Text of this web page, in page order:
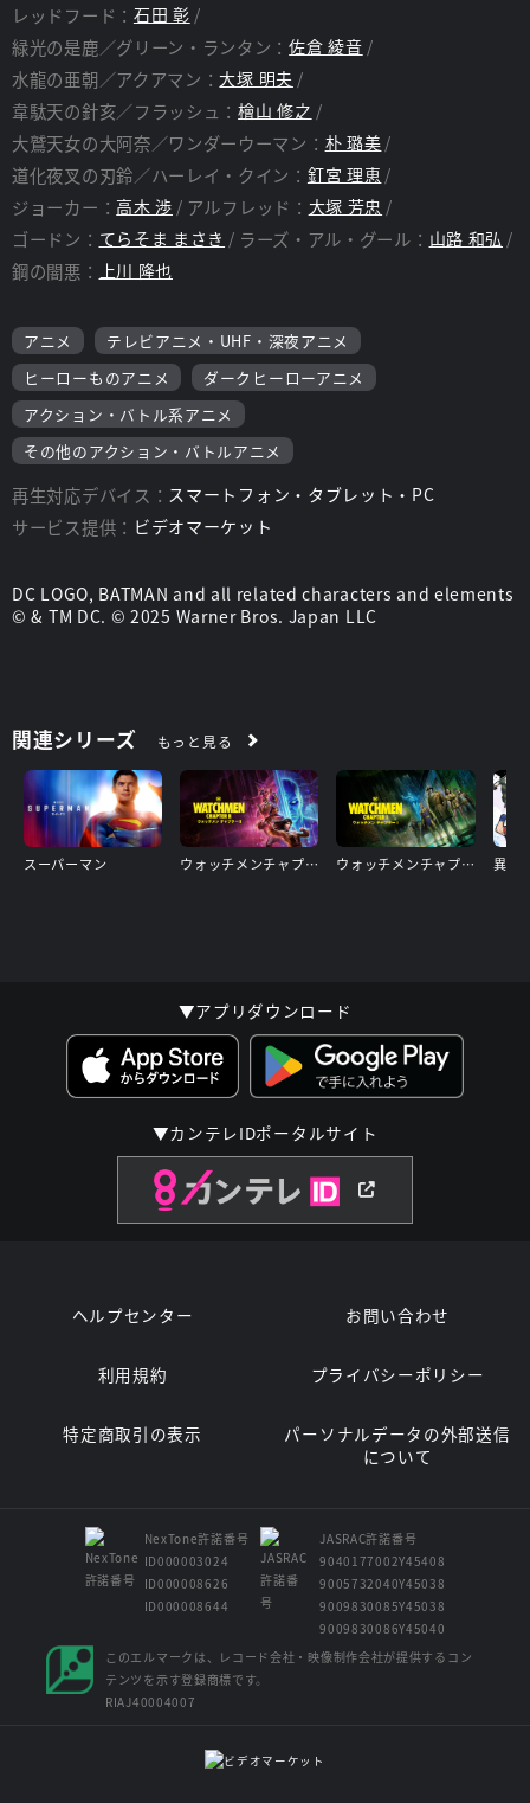
○ジャスティスリーグが極道に！？ 衝撃の“ヤクザ”リーグ！
バットマンファミリーの前に立ち塞がる恐るべき敵は、なんと
「もうひとつのジャスティス・リーグ」とも言える「ヤクザリー
グ」の超人たち。
鷲の刺青に日本刀を手にしたワンダーウーマン、三度笠を被っ
た飛脚風フラッシュ、ねじり鉢巻に三又槍の漁師風アクアマン、
緑の提灯を持った花魁風グリーン・ランタン、そして全身刺青に
サングラスと着流し姿のあの男が・・・。
彼らは、ジャスティス・リーグの超人たちとまったく同じ能力
を持ちつつも、その中身はごりごりの「日本のヤクザ」。互いの
縄張りをうかがい合い、暴力によって争う凶悪な連中だ。
そんなヤクザリーグの面々に対し、バットマンは本来あるべき
ロー観である「仁侠道」を、アメリカの典型的なビジランテ型ヒ
ーロー、バットマンに体現させる。それが今回のストーリーの大
きな特徴であり、おもしろさだ。
○妥協は死！ 全編ハイテンションかつゴージャスな映像世界！
この奇想天外なストーリーを超ハイ・クオリティの作画と演出
リティな映像作品を作り続けているアニメーションスタジオ・神
風動画だ。それこそまったく妥協することなく、息もつかせぬ勢
いで冒頭から結末まで全編高密度の超絶アクションを展開してみ
力なき正義は正義なき力には勝てない。一騎当千、それぞれに
強力な超能力を持つヤクザリーグの超人たちを相手に、何の超能
力も持たないクライムファイターであるバットマンたちが知恵と
この凄まじい90分間の全力疾走を見逃すな！
スタッフ
監督：水﨑 淳平、高木 真司
レッドフード： 石田 彰
緑光の是鹿／グリーン・ランタン：佐倉 綾音
水龍の亜朝／アクアマン：大塚 明夫
韋駄天の針亥／フラッシュ：檜山 修之
大鷲天女の大阿奈／ワンダーウーマン： 朴 璐美
道化夜叉の刃鈴／ハーレイ・クイン： 釘宮 理恵
ジョーカー： 高木 渉 アルフレッド： 大塚 芳忠
ゴードン： てらそま まさき ラーズ・アル・グール： 山路 和弘
鋼の闇悪： 上川 隆也
アニメ
テレビアニメ・UHF・深夜アニメ
ヒーローものアニメ
ダークヒーローアニメ
アクション・バトル系アニメ
その他のアクション・バトルアニメ
再生対応デバイス： スマートフォン・タブレット・PC
サービス提供： ビデオマーケット
DC LOGO, BATMAN and all related characters and elements
© & TM DC. © 2025 Warner Bros. Japan LLC
関連シリーズ もっと見る
スーパーマン ウォッチメンチャプターII ウォッチメンチャプターI
▼アプリダウンロード
▼カンテレIDポータルサイト
ヘルプセンター お問い合わせ
利用規約 プライバシーポリシー
特定商取引の表示
パーソナルデータの外部送信
について
NexTone許諾番号
ID000003024
ID000008626
ID000008644
JASRAC許諾番号
9040177002Y45408
9005732040Y45038
9009830085Y45038
9009830086Y45040
このエルマークは、レコード会社・映像制作会社が提供するコン
テンツを示す登録商標です。
RIAJ40004007